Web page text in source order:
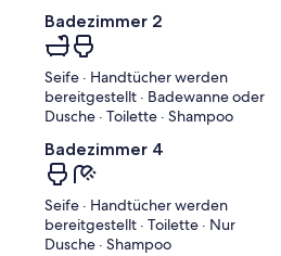
Badezimmer 2
Seife · Handtücher werden
bereitgestellt · Badewanne oder
Dusche · Toilette · Shampoo
Badezimmer 4
Seife · Handtücher werden
bereitgestellt · Toilette · Nur
Dusche · Shampoo